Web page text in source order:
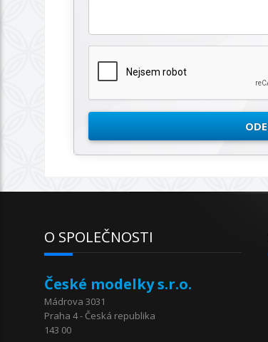
O SPOLEČNOSTI
České modelky s.r.o.
Mádrova 3031
Praha 4 - Česká republika
143 00